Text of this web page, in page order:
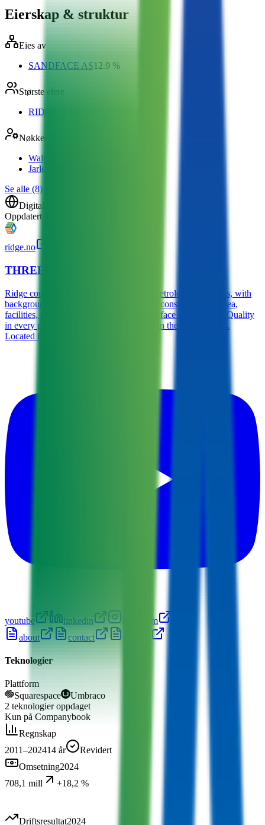
Eierskap & struktur
Eies av
SANDFACE AS12.9 %
Største eiere
RIDGE HOLDING AS
Nøkkelroller
Walter Thain
Jarle Veshovde
Se alle (8)
Digitalt
Oppdatert
ridge.no
THREE60 Energy Norway AS
Ridge consists of a professional team of petroleum engineers, with
backgrounds in drilling, completion, well construction, subsea,
facilities, production, reservoir and subsurface engineering. Quality
in every piece. Recruiting engineers within these disciplines.
Located in Stavanger and Bergen, No
youtube linkedin
instagram
about
contact
Teknologier
Plattform
Squarespace
Umbraco
2 teknologier oppdaget
Kun på Companybook
Regnskap
2011–202414 år
Revidert
Omsetning2024
708,1 mill
+18,2 %
Driftsresultat2024